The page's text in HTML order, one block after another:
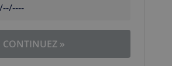
CONTINUEZ»